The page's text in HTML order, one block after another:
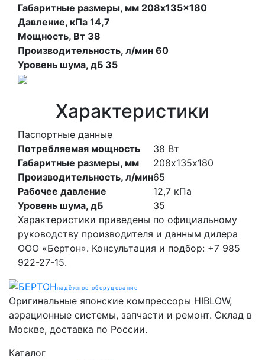
Габаритные размеры, мм 208x135x180
Давление, кПа 14,7
Мощность, Вт 38
Производительность, л/мин 60
Уровень шума, дБ 35
Характеристики
Паспортные данные
Потребляемая мощность
38 Вт
Габаритные размеры, мм
208х135х180
Производительность, л/мин65
Рабочее давление
12,7 кПа
Уровень шума, дБ
35
Характеристики приведены по официальному
руководству производителя и данным дилера
ООО «Бертон». Консультация и подбор: +7 985
922-27-15.
надёжное оборудование
Оригинальные японские компрессоры HIBLOW,
аэрационные системы, запчасти и ремонт. Склад в
Москве, доставка по России.
Каталог